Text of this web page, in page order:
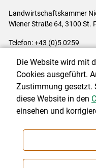
Landwirtschaftskammer
Wiener Straße 64, 3100 St.
Telefon: +43 (0)5 0259
Impressum|Kontakt|
Cookie-Einstellungen
NEWSLETTER
Die Website wird mit
Cookies ausgeführt.
Zustimmung gesetzt.
diese Website in den
einsehen und